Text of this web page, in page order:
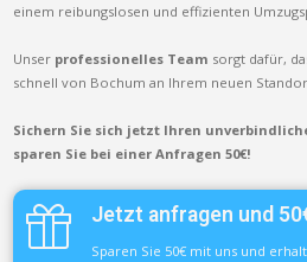
einem reibungslosen und effizienten
Unser professionelles Team sorgt dafür,
schnell von Bochum an Ihrem neuen
Sichern Sie sich jetzt Ihren
sparen Sie bei einer Anfragen 50€!
Jetzt anfragen und
Sparen Sie 50€ mit uns und